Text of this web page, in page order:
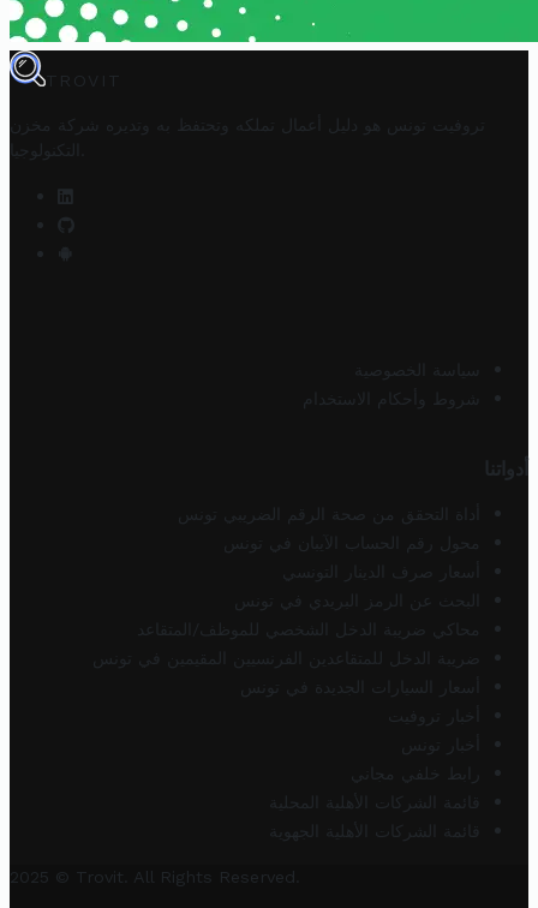
TROVIT
تروفيت تونس هو دليل أعمال تملكه وتحتفظ به وتديره
شركة مخزن
التكنولوجيا
سياسة الخصوصية
شروط وأحكام الاستخدام
أدواتنا
أداة التحقق من صحة الرقم الضريبي تونس
محول رقم الحساب الآيبان في تونس
أسعار صرف الدينار التونسي
البحث عن الرمز البريدي في تونس
محاكي ضريبة الدخل الشخصي للموظف/المتقاعد
ضريبة الدخل للمتقاعدين الفرنسيين المقيمين في تونس
أسعار السيارات الجديدة في تونس
أخبار تروفيت
أخبار تونس
رابط خلفي مجاني
قائمة الشركات الأهلية المحلية
قائمة الشركات الأهلية الجهوية
2025 © Trovit. All Rights Reserved.